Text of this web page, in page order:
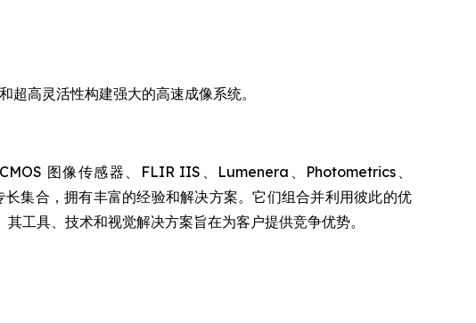
高灵活性构建强大的高速成像系统。
图像传感器、FLIR IIS、Lumenera、Photometrics、
合，拥有丰富的经验和解决方案。它们组合并利用彼此的优
工具、技术和视觉解决方案旨在为客户提供竞争优势。